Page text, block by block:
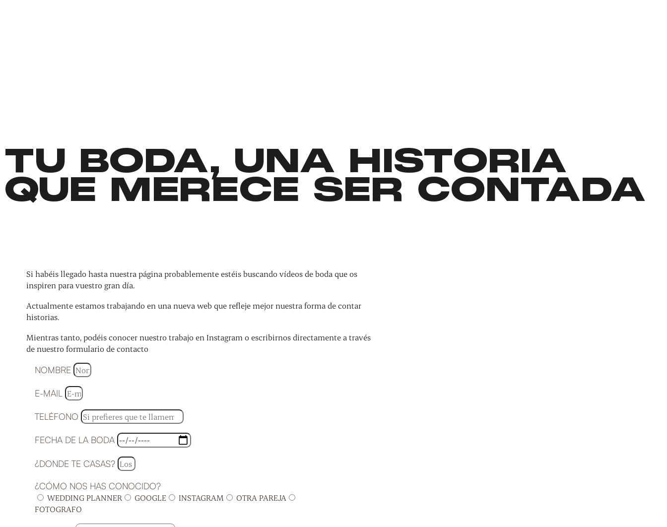
TU BODA, UNA HISTORIA
QUE MERECE SER CONTADA
Si habéis llegado hasta nuestra página probablemente estéis buscando vídeos de boda que os
inspiren para vuestro gran día.
Actualmente estamos trabajando en una nueva web que refleje mejor nuestra forma de contar
historias.
Mientras tanto, podéis conocer nuestro trabajo en Instagram o escribirnos directamente a través
de nuestro formulario de contacto
NOMBRE
E-MAIL
TELÉFONO
FECHA DE LA BODA
¿DONDE TE CASAS?
¿CÓMO NOS HAS CONOCIDO?
WEDDING PLANNER GOOGLE INSTAGRAM
OTRA PAREJA
FOTOGRAFO